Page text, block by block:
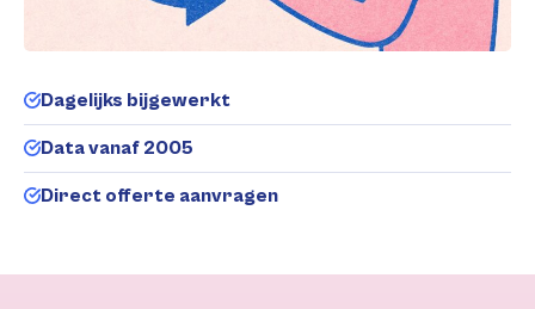
Dagelijks bijgewerkt
Data vanaf 2005
Direct offerte aanvragen